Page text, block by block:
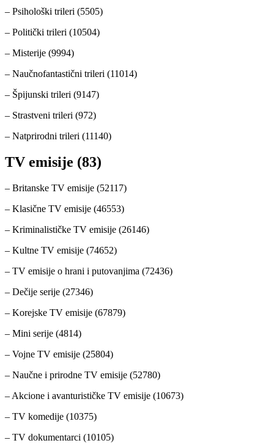
– Psihološki trileri (5505)
– Politički trileri (10504)
– Misterije (9994)
– Naučnofantastični trileri (11014)
– Špijunski trileri (9147)
– Strastveni trileri (972)
– Natprirodni trileri (11140)
TV emisije (83)
– Britanske TV emisije (52117)
– Klasične TV emisije (46553)
– Kriminalističke TV emisije (26146)
– Kultne TV emisije (74652)
– TV emisije o hrani i putovanjima (72436)
– Dečije serije (27346)
– Korejske TV emisije (67879)
– Mini serije (4814)
– Vojne TV emisije (25804)
– Naučne i prirodne TV emisije (52780)
– Akcione i avanturističke TV emisije (10673)
– TV komedije (10375)
– TV dokumentarci (10105)